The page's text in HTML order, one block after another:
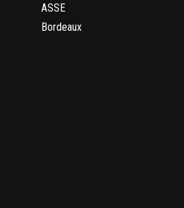
ASSE
Bordeaux